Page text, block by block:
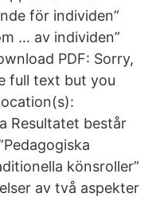
för individen”
… av individen”
PDF: Sorry,
full text but you
Resultatet består
könsroller”
av två aspekter